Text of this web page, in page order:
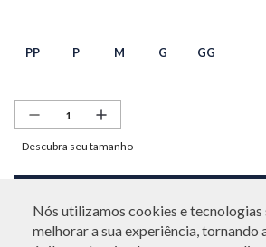
Nós utilizamos cookies e tecnologias
melhorar a sua experiência, tornando
PP P M G GG
Descubra seu tamanho
DESCRIÇÃO